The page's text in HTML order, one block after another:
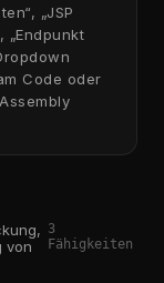
„JSP
„Endpunkt
Code oder
von
3
Fähigkeiten